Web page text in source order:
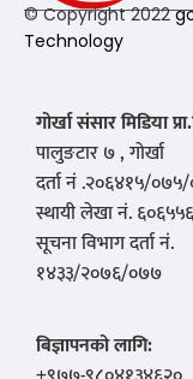
© Copyright 2022
Technology
गोर्खा संसार मिडिया
पालुङटार ७ , गोर्खा
दर्ता नं .२०६४१५/
स्थायी लेखा नं.
सूचना विभाग दर्ता नं.
१४३३/२०७६/०७७
बिज्ञापनको लागि: